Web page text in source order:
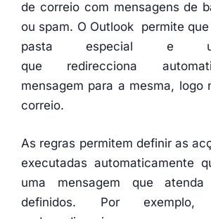
de correio com mensagens de
ou spam. O Outlook permite
pasta especial e
que redirecciona
mensagem para a mesma, logo
correio.
As regras permitem definir as
executadas automaticamente
uma mensagem que
definidos. Por